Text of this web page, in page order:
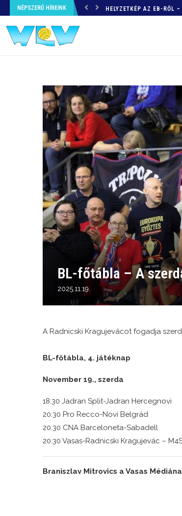
NÉPSZERŰ HÍREINK HELYZETKÉP AZ EB-RŐL
BL-főtábla – A
2025.11.19.
A Radnicski Kragujevácot fogadja
BL-főtábla, 4. játéknap
November 19., szerda
18.30 Jadran Split-Jadran Hercegnovi
20.30 Pro Recco-Novi Belgrád
20.30 CNA Barceloneta-Sabadell
20.30 Vasas-Radnicski Kragujevác –
Braniszlav Mitrovics a Vasas